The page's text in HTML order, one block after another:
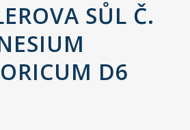
SŮL Č.
D6